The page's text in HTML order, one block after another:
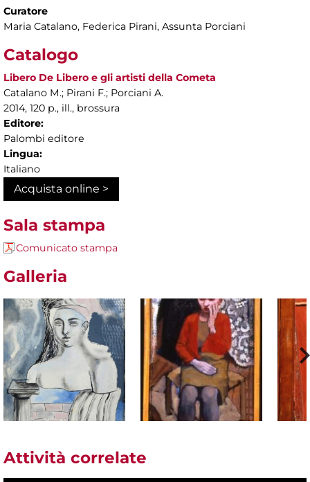
Curatore
Maria Catalano, Federica Pirani, Assunta Porciani
Catalogo
Libero De Libero e gli artisti della Cometa
Catalano M.; Pirani F.; Porciani A.
2014, 120 p., ill., brossura
Editore:
Palombi editore
Lingua:
Italiano
Acquista online >
Sala stampa
Comunicato stampa
Galleria
Attività correlate